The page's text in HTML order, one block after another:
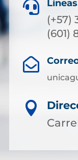

(+57)
(601)

